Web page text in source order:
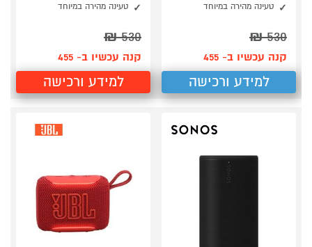
טעינה מהירה במיוחד
530
₪
קנה עכשיו ב- 455
למידע ורכישה
טעינה מהירה במיוחד
530
₪
קנה עכשיו ב- 455
למידע ורכישה